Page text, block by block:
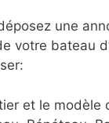
une
votre bateau
et le modèle